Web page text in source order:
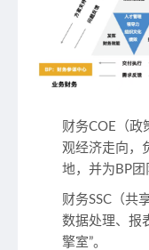
财务COE（政
观经济走向，
地，并为BP团
财务SSC（共
数据处理、报
擎室”。